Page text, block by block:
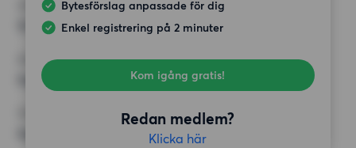
Bytesförslag anpassade för dig
Enkel registrering på 2 minuter
Kom igång gratis!
Redan medlem?
Klicka här
HÖGSTA HYRA
12 500 kr
Inga speciella krav
ÖVRIGA PREFERENSER
Inga speciella preferenser